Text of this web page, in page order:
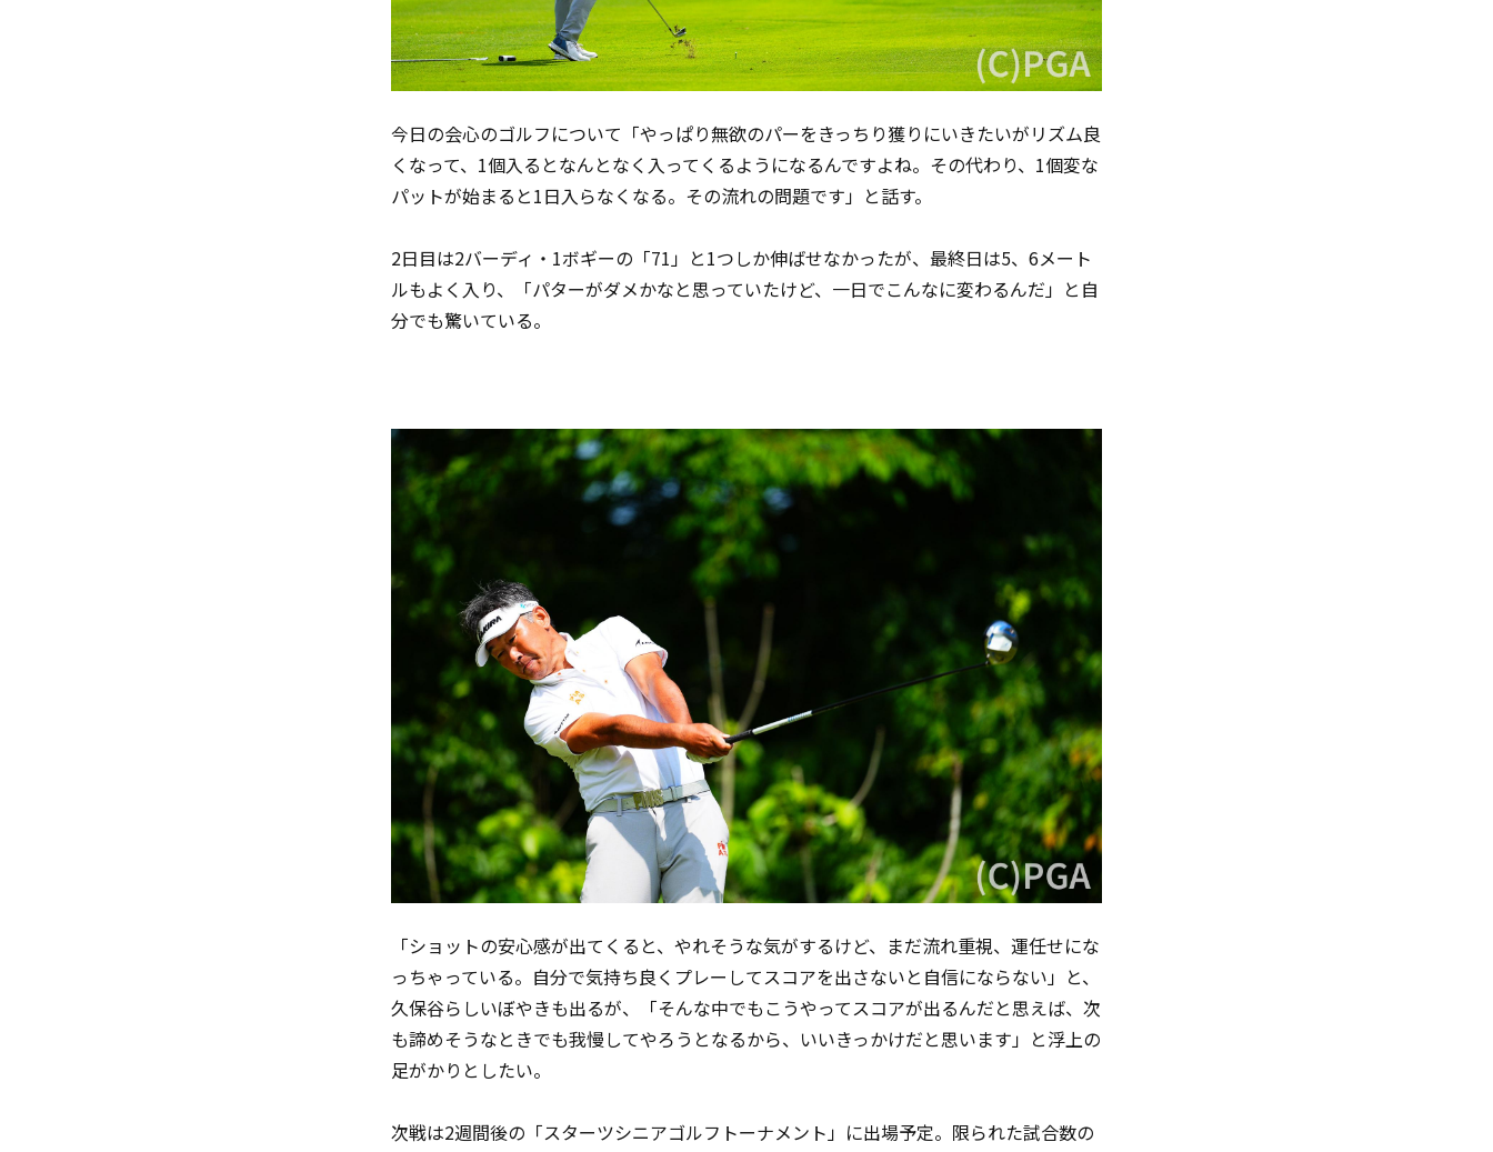
今日の会心のゴルフについて「やっぱり無欲のパーをきっちり獲りにいきたいがリズム良
くなって、 1個入るとなんとなく入ってくるようになるんですよね。その代わり、 1個変な
パットが始まると1日入らなくなる。その流れの問題です」と話す。
2日目は2バーディ・ 1ボギーの「71」と1つしか伸ばせなかったが、最終日は5、 6メート
ルもよく入り、「パターがダメかなと思っていたけど、一日でこんなに変わるんだ」と自
分でも驚いている。
「ショットの安心感が出てくると、やれそうな気がするけど、まだ流れ重視、運任せにな
っちゃっている。自分で気持ち良くプレーしてスコアを出さないと自信にならない」と、
久保谷らしいぼやきも出るが、「そんな中でもこうやってスコアが出るんだと思えば、次
も諦めそうなときでも我慢してやろうとなるから、いいきっかけだと思います」と浮上の
足がかりとしたい。
次戦は2週間後の「スターツシニアゴルフトーナメント」に出場予定。限られた試合数の